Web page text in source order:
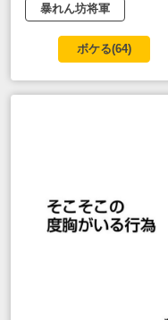
暴れん坊将軍
ボケる(64)